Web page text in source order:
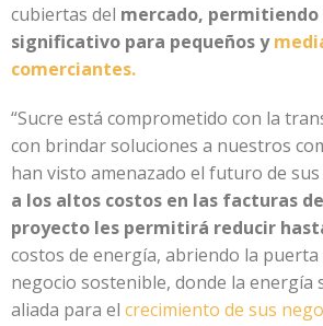
cubiertas del mercado, permitiendo
significativo para pequeños y
comerciantes.
“Sucre está comprometido con la
con brindar soluciones a nuestros
han visto amenazado el futuro de sus
a los altos costos en las facturas
proyecto les permitirá reducir
costos de energía, abriendo la puerta
negocio sostenible, donde la energía
aliada para el crecimiento de sus